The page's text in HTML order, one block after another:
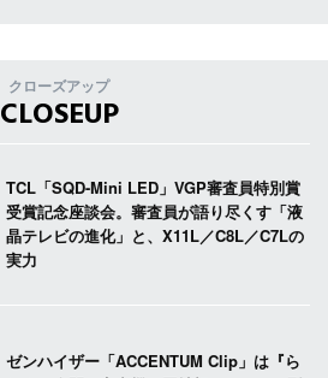
クローズアップ
CLOSEUP
TCL「SQD-Mini LED」VGP審査員特別賞
受賞記念座談会。審査員が語り尽くす「液
晶テレビの進化」と、X11L／C8L／C7Lの
実力
ゼンハイザー「ACCENTUM Clip」は『ら